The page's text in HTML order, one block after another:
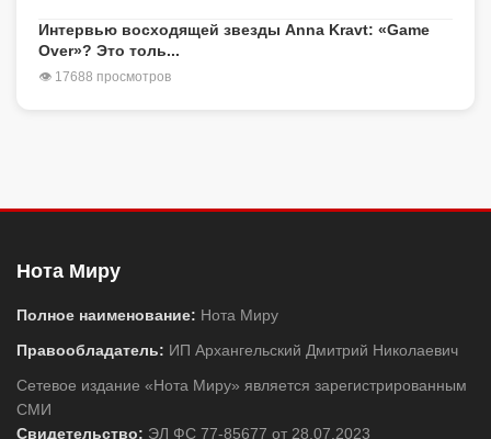
Интервью восходящей звезды Anna Kravt: «Game
Over»? Это толь...
👁 17688 просмотров
Нота Миру
Полное наименование: Нота Миру
Правообладатель: ИП Архангельский Дмитрий Николаевич
Сетевое издание «Нота Миру» является зарегистрированным
СМИ
Свидетельство: ЭЛ ФС 77-85677 от 28.07.2023